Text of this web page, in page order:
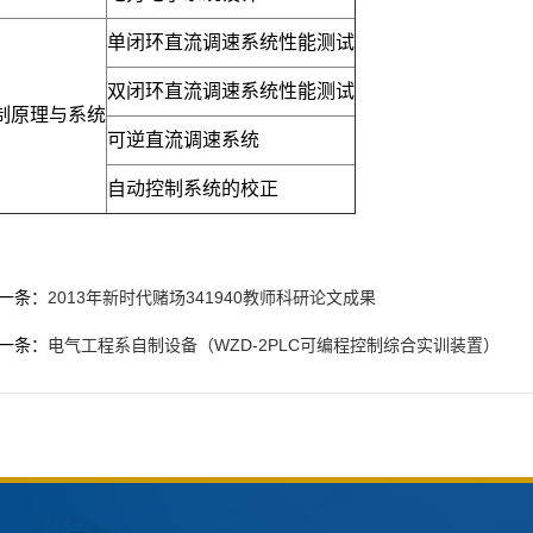
原理与系统
单闭环直流调速系统性能测试
双闭环直流调速系统性能测试
可逆直流调速系统
自动控制系统的校正
条： 2013年新时代赌场341940教师科研论文成果
条： 电气工程系自制设备（WZD-2PLC可编程控制综合实训装置）